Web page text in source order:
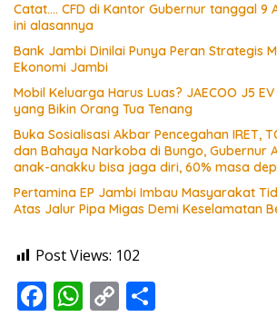
Catat…. CFD di Kantor Gubernur tanggal 9
ini alasannya
Bank Jambi Dinilai Punya Peran Strategis
Ekonomi Jambi
Mobil Keluarga Harus Luas? JAECOO J5
yang Bikin Orang Tua Tenang
Buka Sosialisasi Akbar Pencegahan IRET,
dan Bahaya Narkoba di Bungo, Gubernur
anak-anakku bisa jaga diri, 60% masa
Pertamina EP Jambi Imbau Masyarakat
Atas Jalur Pipa Migas Demi Keselamatan
Post Views: 102
F W C